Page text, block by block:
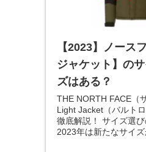
【2023】ノース
ジャケット】の
ズはある？
THE NORTH FACE（
Light Jacket（バルト
徹底解説！ サイズ選
2023年は新たなサイ